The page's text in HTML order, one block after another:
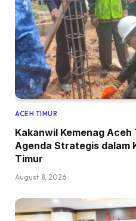
ACEH TIMUR
Kakanwil Kemenag
Agenda Strategis dalam
Timur
August 8, 2026